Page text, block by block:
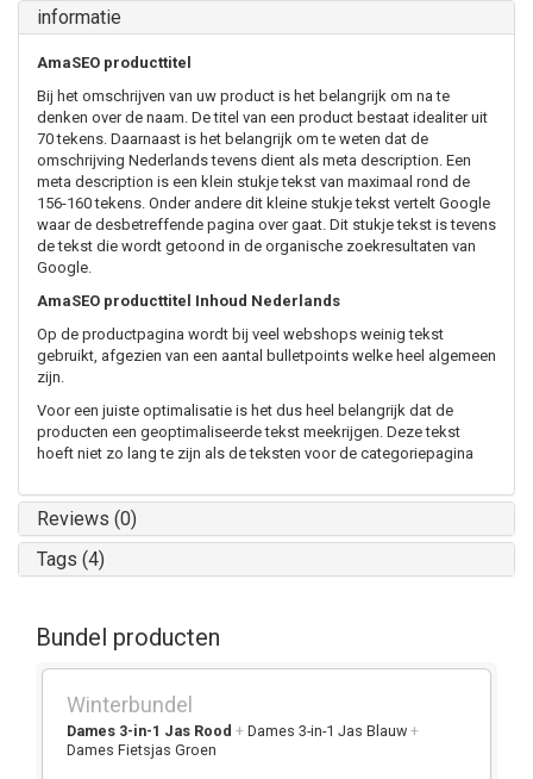
informatie
AmaSEO producttitel
Bij het omschrijven van uw product is het belangrijk om na te
denken over de naam. De titel van een product bestaat idealiter uit
70 tekens. Daarnaast is het belangrijk om te weten dat de
omschrijving Nederlands tevens dient als meta description. Een
meta description is een klein stukje tekst van maximaal rond de
156-160 tekens. Onder andere dit kleine stukje tekst vertelt Google
waar de desbetreffende pagina over gaat. Dit stukje tekst is tevens
de tekst die wordt getoond in de organische zoekresultaten van
Google.
AmaSEO producttitel Inhoud Nederlands
Op de productpagina wordt bij veel webshops weinig tekst
gebruikt, afgezien van een aantal bulletpoints welke heel algemeen
zijn.
Voor een juiste optimalisatie is het dus heel belangrijk dat de
producten een geoptimaliseerde tekst meekrijgen. Deze tekst
hoeft niet zo lang te zijn als de teksten voor de categoriepagina
Reviews (0)
Tags (4)
Bundel producten
Winterbundel
Dames 3-in-1 Jas Rood + Dames 3-in-1 Jas Blauw +
Dames Fietsjas Groen